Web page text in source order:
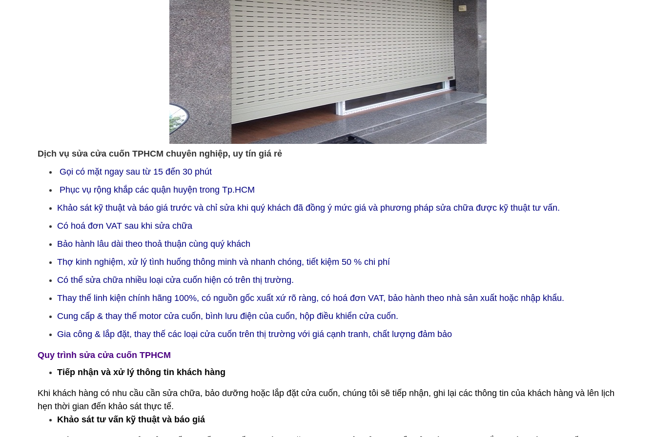
Dịch vụ sửa cửa cuốn TPHCM chuyên nghiệp, uy tín giá rẻ
Gọi có mặt ngay sau từ 15 đến 30 phút
Phục vụ rộng khắp các quận huyện trong Tp.HCM
Khảo sát kỹ thuật và báo giá trước và chỉ sửa khi quý khách đã đồng ý mức giá và phương pháp sửa chữa được kỹ thuật tư vấn.
Có hoá đơn VAT sau khi sửa chữa
Bảo hành lâu dài theo thoả thuận cùng quý khách
Thợ kinh nghiệm, xử lý tình huống thông minh và nhanh chóng, tiết kiệm 50 % chi phí
Có thể sửa chữa nhiều loại cửa cuốn hiện có trên thị trường.
Thay thế linh kiện chính hãng 100%, có nguồn gốc xuất xứ rõ ràng, có hoá đơn VAT, bảo hành theo nhà sản xuất hoặc nhập khẩu.
Cung cấp & thay thế motor cửa cuốn, bình lưu điện của cuốn, hộp điều khiển cửa cuốn.
Gia công & lắp đặt, thay thế các loại cửa cuốn trên thị trường với giá cạnh tranh, chất lượng đảm bảo
Quy trình sửa cửa cuốn TPHCM
Tiếp nhận và xử lý thông tin khách hàng
Khi khách hàng có nhu cầu cần sửa chữa, bảo dưỡng hoặc lắp đặt cửa cuốn, chúng tôi sẽ tiếp nhận, ghi lại các thông tin của khách hàng và lên lịch
hẹn thời gian đến khảo sát thực tế.
Khảo sát tư vấn kỹ thuật và báo giá